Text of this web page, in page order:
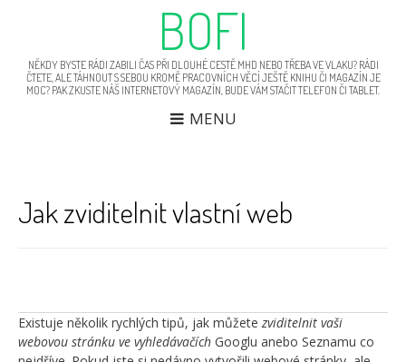
BOFI
NĚKDY BYSTE RÁDI ZABILI ČAS PŘI DLOUHÉ CESTĚ MHD NEBO TŘEBA VE VLAKU? RÁDI
ČTETE, ALE TÁHNOUT S SEBOU KROMĚ PRACOVNÍCH VĚCÍ JEŠTĚ KNIHU ČI MAGAZÍN JE
MOC? PAK ZKUSTE NÁŠ INTERNETOVÝ MAGAZÍN, BUDE VÁM STAČIT TELEFON ČI TABLET.
MENU
Jak zviditelnit vlastní web
Existuje několik rychlých tipů, jak můžete zviditelnit vaši
webovou stránku ve vyhledávačích Googlu anebo Seznamu co